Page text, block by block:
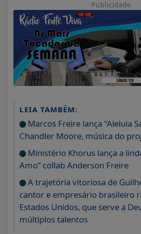
Publicidade
LEIA TAMBÉM:
Marcos Freire lança “Aleluia
Chandler Moore, música do
Ministério Khorus lança a
Amo” collab Anderson Freire
A trajetória vitoriosa de
cantor e empresário brasileiro
Estados Unidos, que serve a
múltiplos talentos